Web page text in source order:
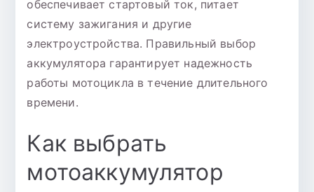
обеспечивает стартовый ток, питает
систему зажигания и другие
электроустройства. Правильный выбор
аккумулятора гарантирует надежность
работы мотоцикла в течение длительного
времени.
Как выбрать
мотоаккумулятор